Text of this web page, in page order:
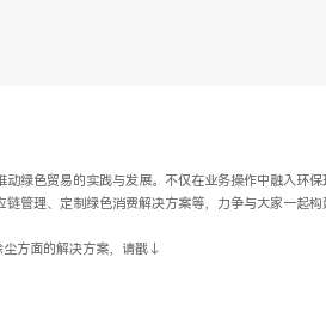
绿色贸易的实践与发展。不仅在业务操作中融入环
管理、定制绿色消费解决方案等，力争与大家一起构
尘方面的解决方案，请戳↓